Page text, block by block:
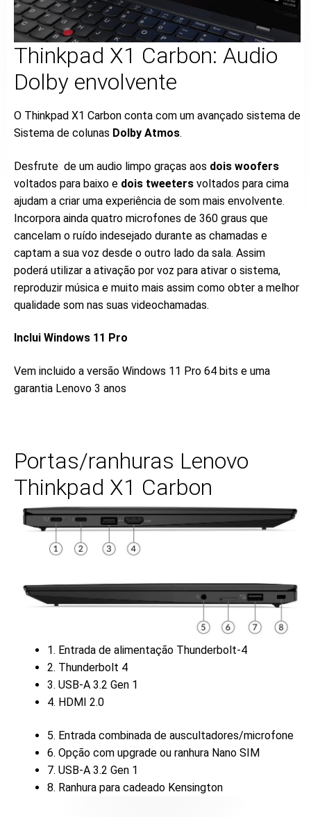
Thinkpad X1 Carbon: Audio
Dolby envolvente
O Thinkpad X1 Carbon conta com um avançado sistema de
Sistema de colunas Dolby Atmos.
Desfrute de um audio limpo graças aos dois woofers
voltados para baixo e dois tweeters voltados para cima
ajudam a criar uma experiência de som mais envolvente.
Incorpora ainda quatro microfones de 360 graus que
cancelam o ruído indesejado durante as chamadas e
captam a sua voz desde o outro lado da sala. Assim
poderá utilizar a ativação por voz para ativar o sistema,
reproduzir música e muito mais assim como obter a melhor
qualidade som nas suas videochamadas.
Inclui Windows 11 Pro
Vem incluido a versão Windows 11 Pro 64 bits e uma
garantia Lenovo 3 anos
Portas/ranhuras Lenovo
Thinkpad X1 Carbon
1. Entrada de alimentação Thunderbolt-4
2. Thunderbolt 4
3. USB-A 3.2 Gen 1
4. HDMI 2.0
5. Entrada combinada de auscultadores/microfone
6. Opção com upgrade ou ranhura Nano SIM
7. USB-A 3.2 Gen 1
8. Ranhura para cadeado Kensington